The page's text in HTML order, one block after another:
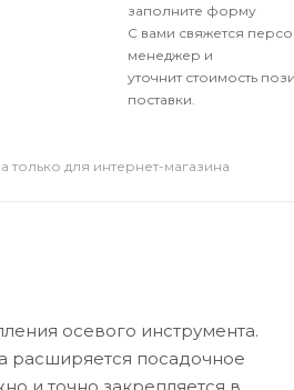
заполните форму
С вами свяжется
менеджер и
уточнит стоимость
поставки.
только для интернет-магазина
осевого инструмента.
расширяется посадочное